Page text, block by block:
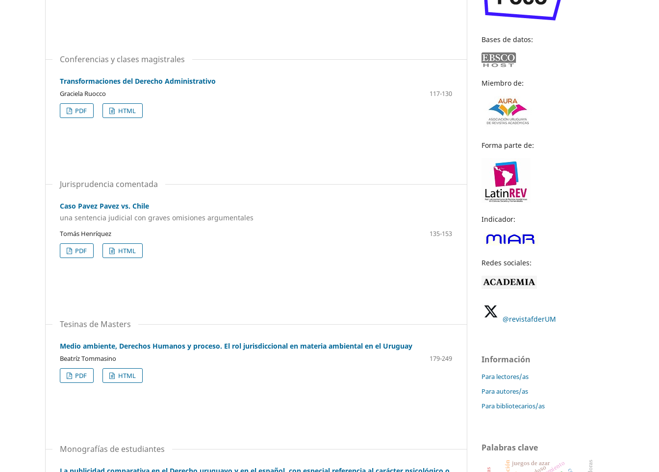
Conferencias y clases magistrales
Transformaciones del Derecho Administrativo
Graciela Ruocco
117-130
PDF
HTML
Jurisprudencia comentada
Caso Pavez Pavez vs. Chile
una sentencia judicial con graves omisiones argumentales
Tomás Henríquez
135-153
PDF
HTML
Tesinas de Masters
Medio ambiente, Derechos Humanos y proceso. El rol jurisdiccional en materia ambiental en el Uruguay
Beatríz Tommasino
179-249
PDF
HTML
Monografías de estudiantes
Bases de datos:
Miembro de:
Forma parte de:
Indicador:
Redes sociales:
@revistafderUM
Información
Para lectores/as
Para autores/as
Para bibliotecarios/as
Palabras clave
juegos de azar